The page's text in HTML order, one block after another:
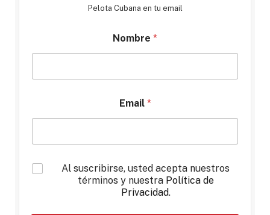
Pelota Cubana en tu email
Nombre *
Email *
*
Al suscribirse, usted acepta nuestros
términos y nuestra Política de
Privacidad.